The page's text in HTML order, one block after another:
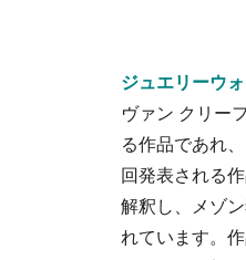
ジュエリーウ
ヴァン クリー
る作品であれ
回発表される
解釈し、メゾ
れています。